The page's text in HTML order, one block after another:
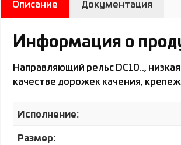
Описание Документация
Информация о
Направляющий рельс DC10..,
качестве дорожек качения,
Исполнение:
Размер: